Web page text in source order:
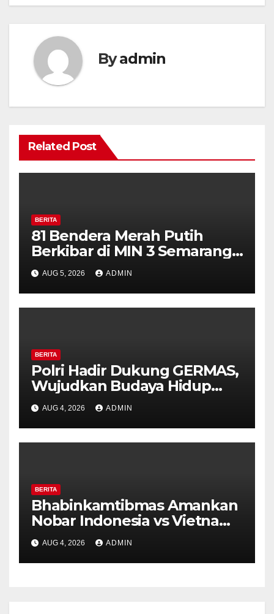
Byadmin
Related Post
BERITA
81 Bendera Merah Putih
Berkibar di MIN 3 Semarang,
Bhabinkamtibmas Desa
Timpik Hadiri Peringatan
HUT ke-81 Kemerdekaan RI
AUG 5, 2026 ADMIN
BERITA
Polri Hadir Dukung GERMAS,
Wujudkan Budaya Hidup
Sehat di Kecamatan Pabelan
AUG 4, 2026 ADMIN
BERITA
Bhabinkamtibmas Amankan
Nobar Indonesia vs Vietnam
di Alun-Alun Bung Karno,
Suporter Antusias dan
Kondusif
AUG 4, 2026 ADMIN